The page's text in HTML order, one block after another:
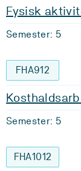
Fysisk
Semester: 5
FHA912
Semester: 5
FHA1012